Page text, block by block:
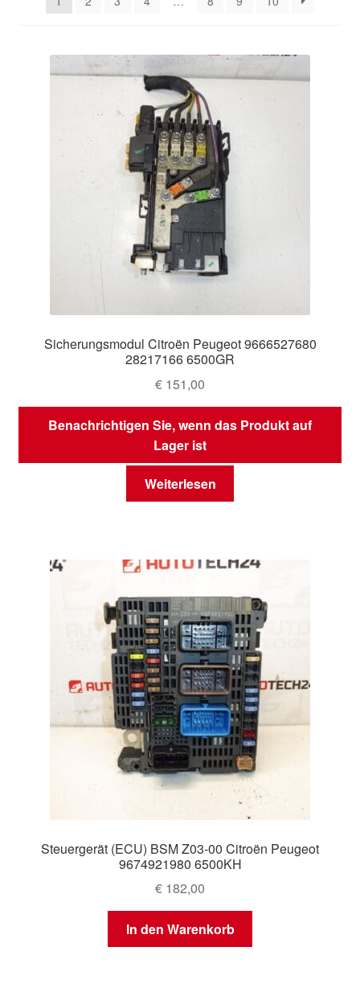
Sicherungsmodul Citroën Peugeot 9666527680
28217166 6500GR
€ 151,00
Benachrichtigen Sie, wenn das Produkt auf
Lager ist
Weiterlesen
Steuergerät (ECU) BSM Z03-00 Citroën Peugeot
9674921980 6500KH
€ 182,00
In den Warenkorb